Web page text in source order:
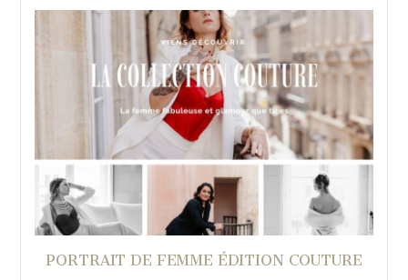
PORTRAIT DE FEMME ÉDITION COUTURE